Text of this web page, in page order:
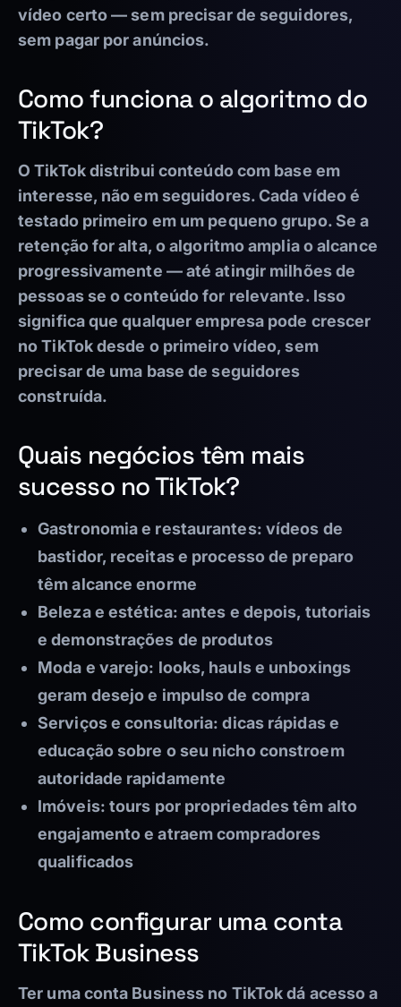
vídeo certo — sem precisar de seguidores,
sem pagar por anúncios.
Como funciona o algoritmo do
TikTok?
O TikTok distribui conteúdo com base em
interesse, não em seguidores. Cada vídeo é
testado primeiro em um pequeno grupo. Se a
retenção for alta, o algoritmo amplia o alcance
progressivamente — até atingir milhões de
pessoas se o conteúdo for relevante. Isso
significa que qualquer empresa pode crescer
no TikTok desde o primeiro vídeo, sem
precisar de uma base de seguidores
construída.
Quais negócios têm mais
sucesso no TikTok?
Gastronomia e restaurantes: vídeos de
bastidor, receitas e processo de preparo
têm alcance enorme
Beleza e estética: antes e depois, tutoriais
e demonstrações de produtos
Moda e varejo: looks, hauls e unboxings
geram desejo e impulso de compra
Serviços e consultoria: dicas rápidas e
educação sobre o seu nicho constroem
autoridade rapidamente
Imóveis: tours por propriedades têm alto
engajamento e atraem compradores
qualificados
Como configurar uma conta
TikTok Business
Ter uma conta Business no TikTok dá acesso a